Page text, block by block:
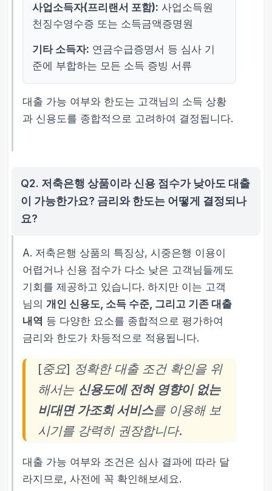
사업소득자(프리랜서 포함): 사업소득원
천징수영수증 또는 소득금액증명원
기타 소득자: 연금수급증명서 등 심사 기
준에 부합하는 모든 소득 증빙 서류
대출 가능 여부와 한도는 고객님의 소득 상황
과 신용도를 종합적으로 고려하여 결정됩니다.
Q2. 저축은행 상품이라 신용 점수가 낮아도 대출
이 가능한가요? 금리와 한도는 어떻게 결정되나
요?
A. 저축은행 상품의 특징상, 시중은행 이용이
어렵거나 신용 점수가 다소 낮은 고객님들께도
기회를 제공하고 있습니다. 하지만 이는 고객
님의 개인 신용도, 소득 수준, 그리고 기존 대출
내역 등 다양한 요소를 종합적으로 평가하여
금리와 한도가 차등적으로 적용됩니다.
[중요] 정확한 대출 조건 확인을 위
해서는 신용도에 전혀 영향이 없는
비대면 가조회 서비스를 이용해 보
시기를 강력히 권장합니다.
대출 가능 여부와 조건은 심사 결과에 따라 달
라지므로, 사전에 꼭 확인해보세요.